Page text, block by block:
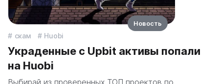
скам Huobi
Украденные с Upbit активы попали
на Huobi
Выбирай из проверенных ТОП проектов по
Новость